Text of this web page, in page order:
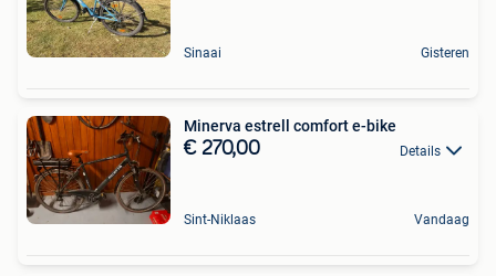
Sinaai Gisteren
Minerva estrell comfort e-bike
€ 270,00 Details
Sint-Niklaas Vandaag